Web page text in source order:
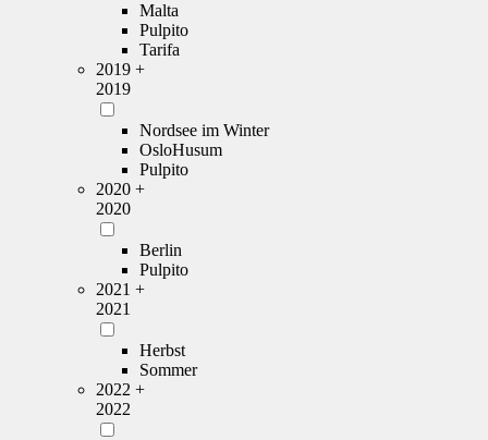
Malta
Pulpito
Tarifa
2019 +
2019
Nordsee im Winter
OsloHusum
Pulpito
2020 +
2020
Berlin
Pulpito
2021 +
2021
Herbst
Sommer
2022 +
2022